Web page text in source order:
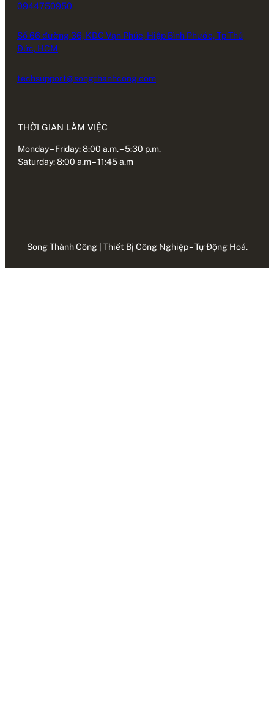
0944750950
Số 66 đường 36, KDC Vạn Phúc, Hiệp Bình Phước, Tp Thủ
Đức, HCM
techsupport@songthanhcong.com
THỜI GIAN LÀM VIỆC
Monday – Friday: 8:00 a.m. – 5:30 p.m.
Saturday: 8:00 a.m – 11:45 a.m
Song Thành Công | Thiết Bị Công Nghiệp – Tự Động Hoá.